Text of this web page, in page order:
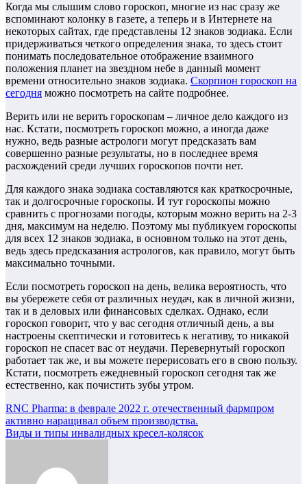
Когда мы слышим слово гороскоп, многие из нас сразу же
вспоминают колонку в газете, а теперь и в Интернете на
некоторых сайтах, где представлены 12 знаков зодиака. Если
придерживаться четкого определения знака, то здесь стоит
понимать последовательное отображение взаимного
положения планет на звездном небе в данный момент
времени относительно знаков зодиака. Скорпион гороскоп на
сегодня можно посмотреть на сайте подробнее.
Верить или не верить гороскопам – личное дело каждого из
нас. Кстати, посмотреть гороскоп можно, а иногда даже
нужно, ведь разные астрологи могут предсказать вам
совершенно разные результаты, но в последнее время
расхождений среди лучших гороскопов почти нет.
Для каждого знака зодиака составляются как краткосрочные,
так и долгосрочные гороскопы. И тут гороскопы можно
сравнить с прогнозами погоды, которым можно верить на 2-3
дня, максимум на неделю. Поэтому мы публикуем гороскопы
для всех 12 знаков зодиака, в основном только на этот день,
ведь здесь предсказания астрологов, как правило, могут быть
максимально точными.
Если посмотреть гороскоп на день, велика вероятность, что
вы убережете себя от различных неудач, как в личной жизни,
так и в деловых или финансовых сделках. Однако, если
гороскоп говорит, что у вас сегодня отличный день, а вы
настроены скептически и готовитесь к негативу, то никакой
гороскоп не спасет вас от неудачи. Перевернутый гороскоп
работает так же, и вы можете перерисовать его в свою пользу.
Кстати, посмотреть ежедневный гороскоп сегодня так же
естественно, как почистить зубы утром.
Навигация
по
RNC Pharma: в феврале 2022 г. отечественный фармпром
активно наращивал объем производства.
Виды и типы инвалидных кресел-колясок